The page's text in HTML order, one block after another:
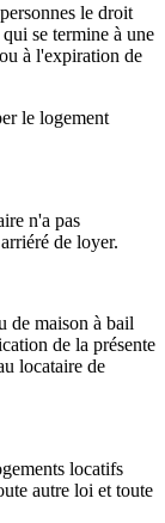
le droit
se termine à une
à l'expiration de
le logement
n'a pas
de loyer.
de maison à bail
de la présente
locataire de
locatifs
autre loi et toute